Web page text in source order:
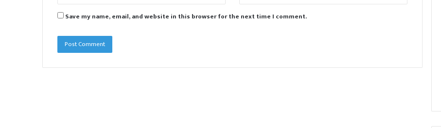
Save my name, email, and website in this browser for the next time I comment.